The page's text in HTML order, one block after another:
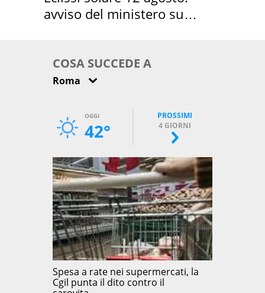
avviso del ministero su